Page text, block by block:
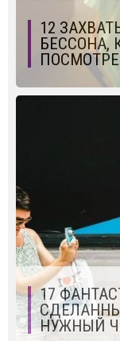
12
БЕССОНА,
17
НУЖНЫЙ